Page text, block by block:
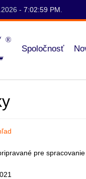
- 7:02:59 PM
Spoločnosť
pre